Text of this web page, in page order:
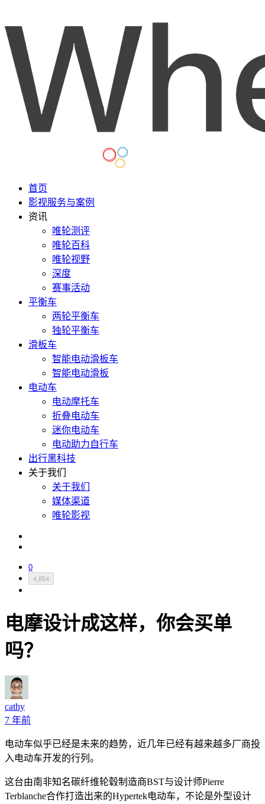
首页
影视服务与案例
资讯
唯轮测评
唯轮百科
唯轮视野
深度
赛事活动
平衡车
两轮平衡车
独轮平衡车
滑板车
智能电动滑板车
智能电动滑板
电动车
电动摩托车
折叠电动车
迷你电动车
电动助力自行车
出行黑科技
关于我们
关于我们
媒体渠道
唯轮影视
0
4,854
电摩设计成这样，你会买单
吗？
cathy
7 年前
电动车似乎已经是未来的趋势，近几年已经有越来越多厂商投
入电动车开发的行列。
这台由南非知名碳纤维轮毂制造商BST与设计师Pierre
Terblanche合作打造出来的Hypertek电动车，不论是外型设计